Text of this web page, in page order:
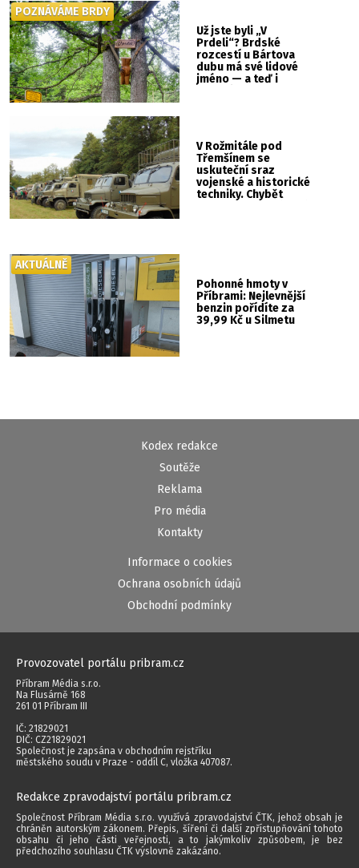
Už jste byli „V
Prdeli“? Brdské
rozcestí u Bártova
dubu má své lidové
jméno — a teď i
POZNÁVÁME BRDY
V Rožmitále pod
Třemšínem se
uskuteční sraz
vojenské a historické
techniky. Chybět
Pohonné hmoty v
Příbrami: Nejlevnější
benzin pořídíte za
39,99 Kč u Silmetu
AKTUÁLNĚ
Kodex redakce
Soutěže
Reklama
Pro média
Kontakty
Informace o cookies
Ochrana osobních údajů
Obchodní podmínky
Provozovatel portálu pribram.cz
Příbram Média s.r.o.
Na Flusárně 168
261 01 Příbram III
IČ: 21829021
DIČ: CZ21829021
Společnost je zapsána v obchodním rejstříku
městského soudu v Praze - oddíl C, vložka 407087.
Redakce zpravodajství portálu pribram.cz
Společnost Příbram Média s.r.o. využívá zpravodajství ČTK, jehož obsah je
chráněn autorským zákonem. Přepis, šíření či další zpřístupňování tohoto
obsahu či jeho části veřejnosti, a to jakýmkoliv způsobem, je bez
předchozího souhlasu ČTK výslovně zakázáno.